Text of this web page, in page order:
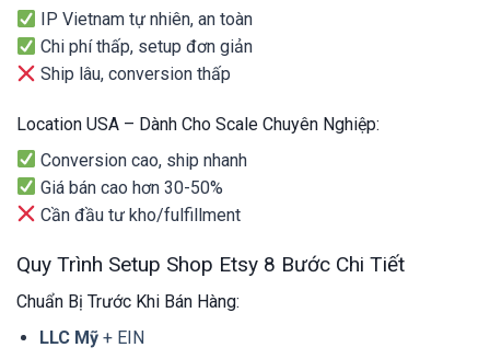
IP Vietnam tự nhiên, an toàn
Chi phí thấp, setup đơn giản
Ship lâu, conversion thấp
Location USA – Dành Cho Scale Chuyên Nghiệp:
Conversion cao, ship nhanh
Giá bán cao hơn 30-50%
Cần đầu tư kho/fulfillment
Quy Trình Setup Shop Etsy 8 Bước Chi Tiết
Chuẩn Bị Trước Khi Bán Hàng:
LLC Mỹ+ EIN